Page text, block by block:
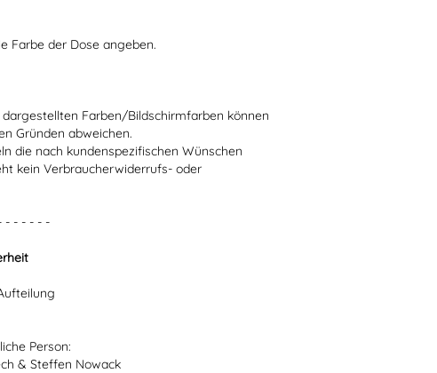
Farbe der Dose angeben.
Farben/Bildschirmfarben können
Gründen abweichen.
die nach kundenspezifischen Wünschen
kein Verbraucherwiderrufs- oder
- - - - - -
Person:
& Steffen Nowack